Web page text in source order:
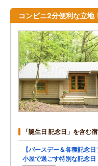
コンビニ2分便利な立
「誕生日 記念日」を含む
【バースデー＆各種記念
小屋で過ごす特別な記念日